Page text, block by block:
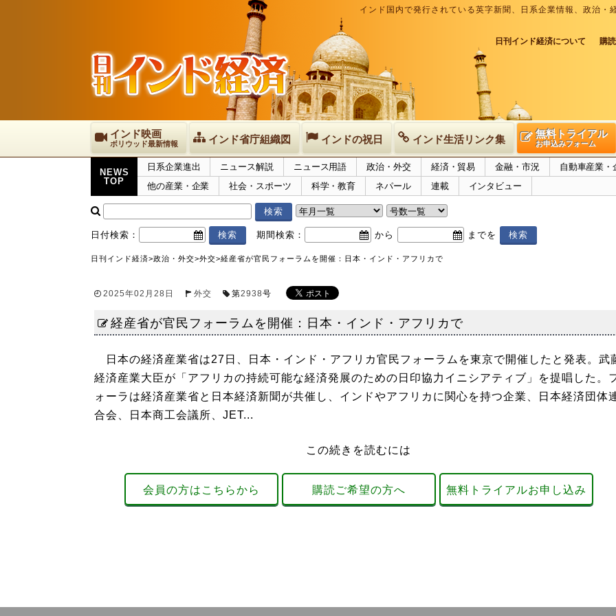
インド国内で発行されている英字新聞、日系企業情報、政治
日刊インド経済について 購
インド映画
ボリウッド最新情報 インド省庁組織図 インドの祝日 インド生活リンク集 無料トライアル
お申込みフォーム
NEWS
TOP
日系企業進出 ニュース解説 ニュース用語 政治・外交 経済・貿易 金融・市況
自動車産業・
他の産業・企業
社会・スポーツ 科学・教育 ネパール 連載 インタビュー
日付検索： 期間検索： から までを
日刊インド経済>政治・外交>外交>経産省が官民フォーラムを開催：日本・インド・アフリカで
2025年02月28日 外交 第2938号
経産省が官民フォーラムを開催：日本・インド・アフリカで
日本の経済産業省は27日、日本・インド・アフリカ官民フォーラムを東京で開催したと発表。武
経済産業大臣が「アフリカの持続可能な経済発展のための日印協力イニシアティブ」を提唱した。
ォーラは経済産業省と日本経済新聞が共催し、インドやアフリカに関心を持つ企業、日本経済団体
合会、日本商工会議所、JET...
この続きを読むには
会員の方はこちらから 購読ご希望の方へ 無料トライアルお申し込み